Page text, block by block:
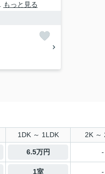
もっと見る
1DK ～ 1LDK 2K ～
6.5万円 -
1室 -